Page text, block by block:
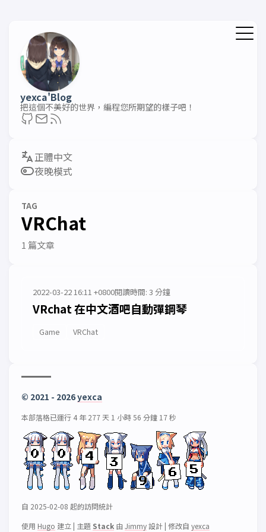
yexca'Blog
把這個不美好的世界，編程您所期望的樣子吧！
夜晚模式
TAG
VRChat
1 篇文章
2022-03-22 16:11 +0800閱讀時間: 3 分鐘
VRchat 在中文酒吧自動彈鋼琴
Game VRChat
© 2021 - 2026yexca
本部落格已運行 4 年 277 天 1 小時 56 分鐘 17 秒
自 2025-02-08 起的訪問統計
使用 Hugo 建立 | 主題 Stack 由 Jimmy設計 | 修改自 yexca